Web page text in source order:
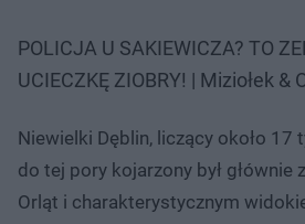
POLICJA U SAKIEWICZA? TO
UCIECZKĘ ZIOBRY! | Miziołek &
Niewielki Dęblin, liczący około 17
do tej pory kojarzony był głównie
Orląt i charakterystycznym